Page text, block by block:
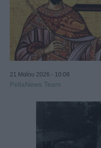
21 Μαΐου 2026 - 10:08
PellaNews Team